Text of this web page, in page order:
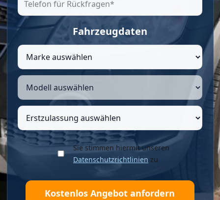
Fahrzeugdaten
Sie stimmen hiermit unseren
Datenschutzrichtlinien zu